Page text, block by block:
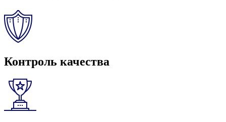
Контроль качества